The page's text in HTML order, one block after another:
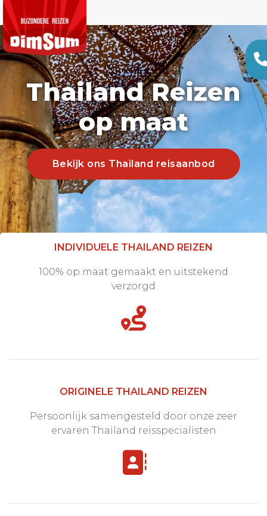
Thailand Reizen
op maat
Bekijk ons Thailand reisaanbod
INDIVIDUELE THAILAND REIZEN
100% op maat gemaakt en uitstekend
verzorgd
ORIGINELE THAILAND REIZEN
Persoonlijk samengesteld door onze zeer
ervaren Thailand reisspecialisten